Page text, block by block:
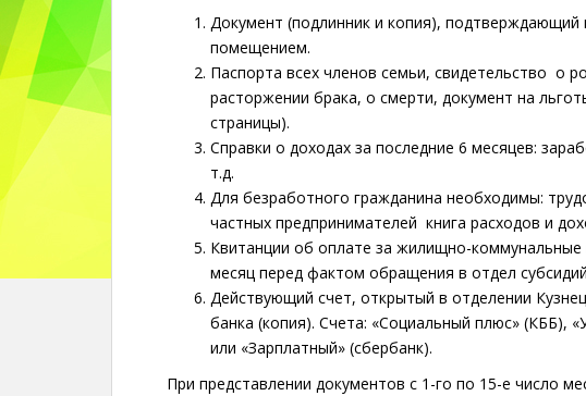
Документ (подлинник и копия),
помещением.
Паспорта всех членов семьи, свидетельство о
расторжении брака, о смерти, документ на
страницы).
Справки о доходах за последние 6 месяцев:
т.д.
Для безработного гражданина необходимы:
частных предпринимателей книга расходов и
Квитанции об оплате за жилищно-
месяц перед фактом обращения в отдел
Действующий счет, открытый в отделении
банка (копия). Счета: «Социальный плюс» (КББ),
или «Зарплатный» (сбербанк).
При представлении документов с 1-го по 15-е число